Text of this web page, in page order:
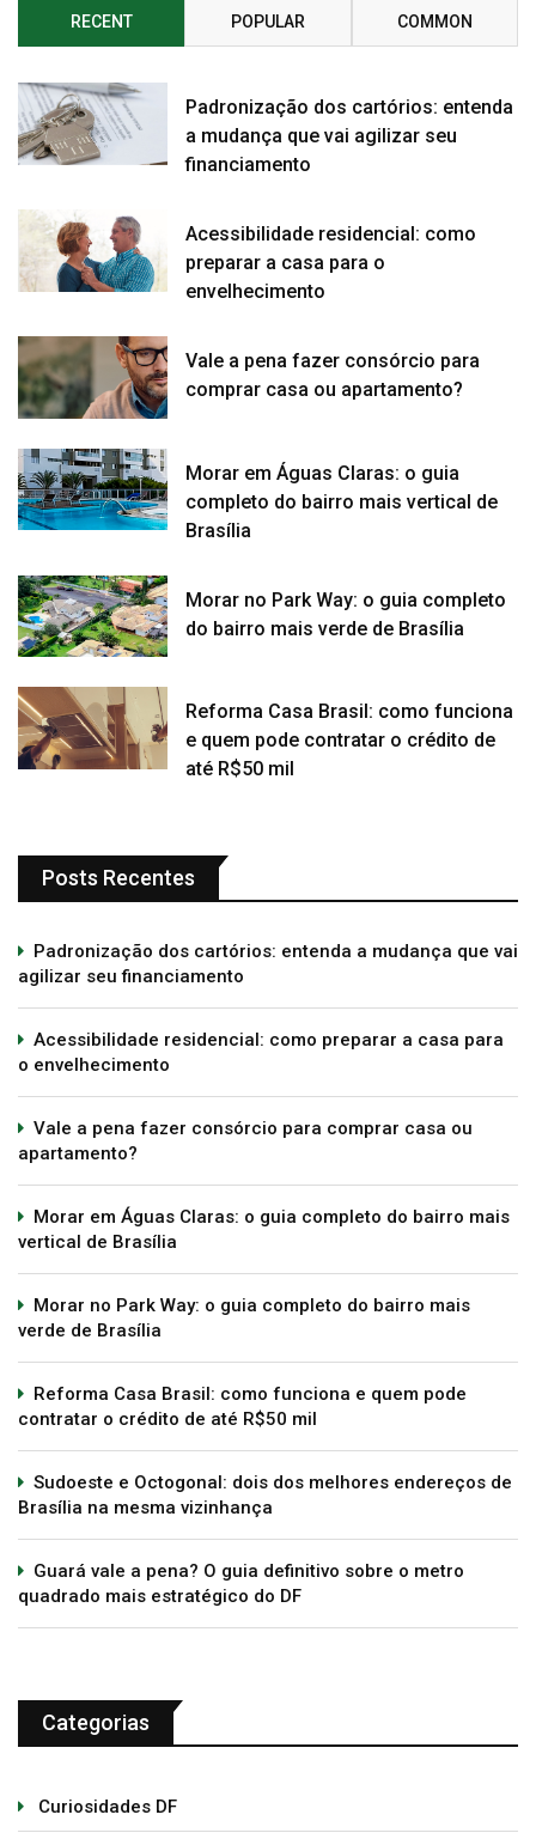
RECENT POPULAR COMMON
Padronização dos cartórios: entenda
a mudança que vai agilizar seu
financiamento
Acessibilidade residencial: como
preparar a casa para o
envelhecimento
Vale a pena fazer consórcio para
comprar casa ou apartamento?
Morar em Águas Claras: o guia
completo do bairro mais vertical de
Brasília
Morar no Park Way: o guia completo
do bairro mais verde de Brasília
Reforma Casa Brasil: como funciona
e quem pode contratar o crédito de
até R$50 mil
Posts Recentes
Padronização dos cartórios: entenda a mudança que vai
agilizar seu financiamento
Acessibilidade residencial: como preparar a casa para
o envelhecimento
Vale a pena fazer consórcio para comprar casa ou
apartamento?
Morar em Águas Claras: o guia completo do bairro mais
vertical de Brasília
Morar no Park Way: o guia completo do bairro mais
verde de Brasília
Reforma Casa Brasil: como funciona e quem pode
contratar o crédito de até R$50 mil
Sudoeste e Octogonal: dois dos melhores endereços de
Brasília na mesma vizinhança
Guará vale a pena? O guia definitivo sobre o metro
quadrado mais estratégico do DF
Categorias
Curiosidades DF